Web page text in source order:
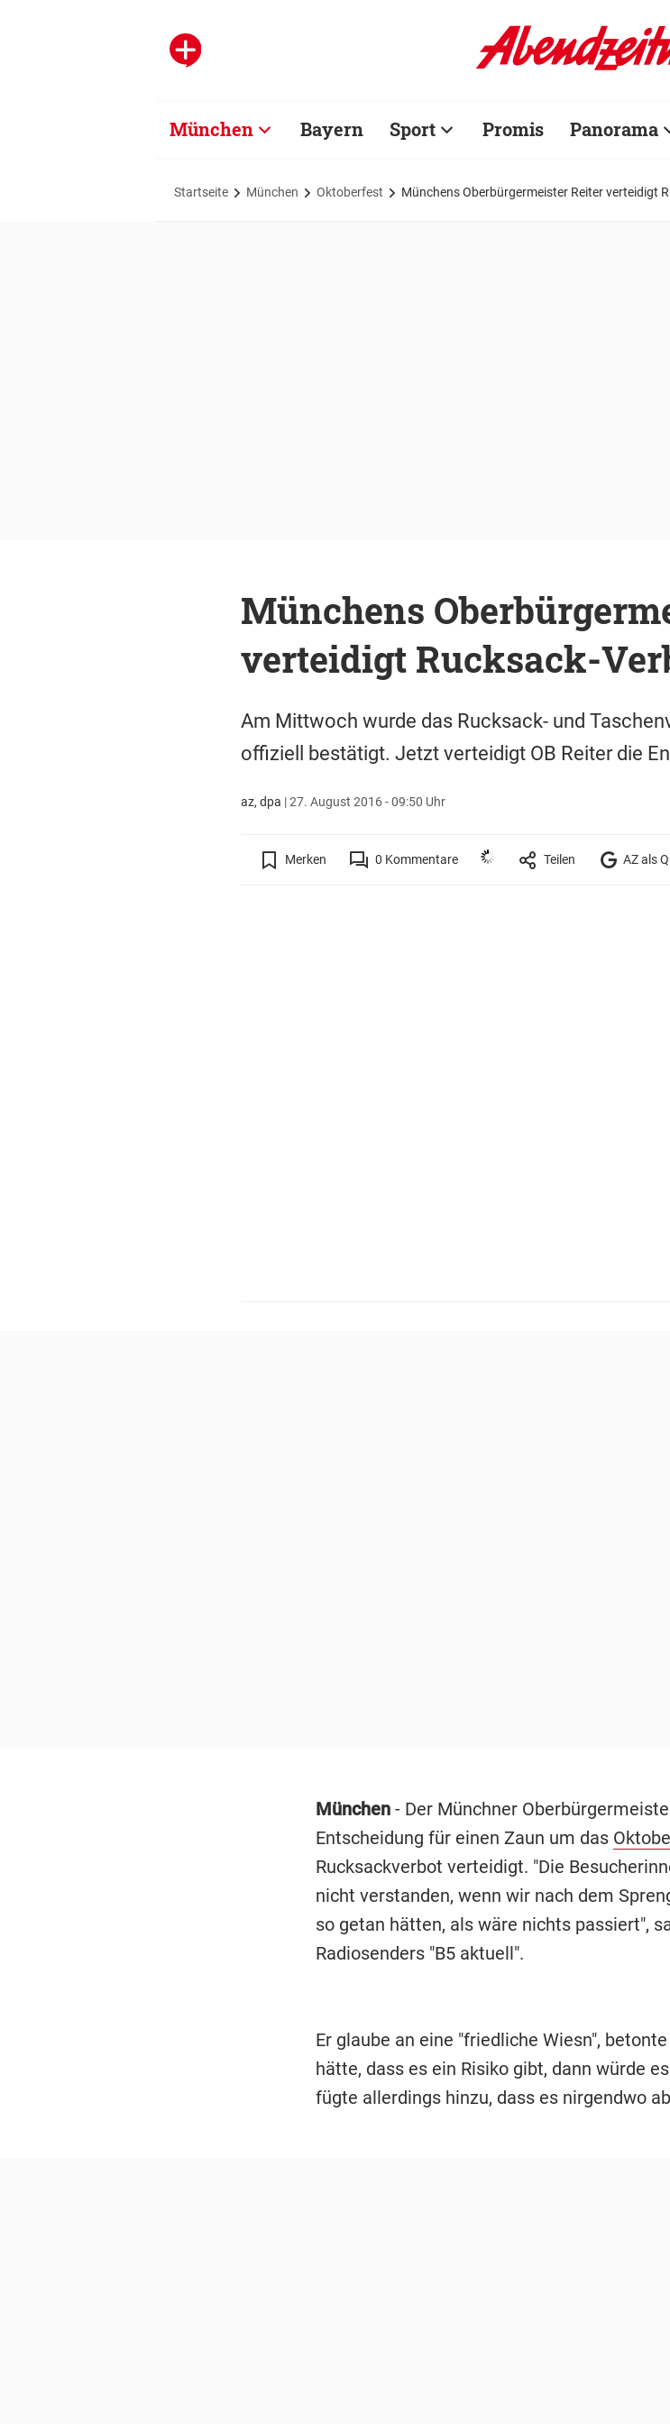
München Bayern Sport Promis Panorama
Startseite München Oktoberfest Münchens Oberbürgermeister Reiter verteidigt
Münchens
verteidigt Rucksack-
Am Mittwoch wurde das Rucksack- und
offiziell bestätigt. Jetzt verteidigt OB Reiter die
az, dpa |27. August 2016 - 09:50 Uhr
Merken 0 Kommentare Teilen AZ als
München - Der Münchner
Entscheidung für einen Zaun um das
Rucksackverbot verteidigt. "Die
nicht verstanden, wenn wir nach dem
so getan hätten, als wäre nichts passiert",
Radiosenders "B5 aktuell".
Er glaube an eine "friedliche Wiesn", betonte
hätte, dass es ein Risiko gibt, dann würde
fügte allerdings hinzu, dass es nirgendwo